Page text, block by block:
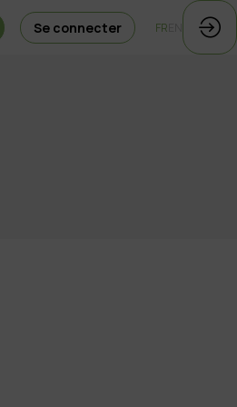
Se connecter FR